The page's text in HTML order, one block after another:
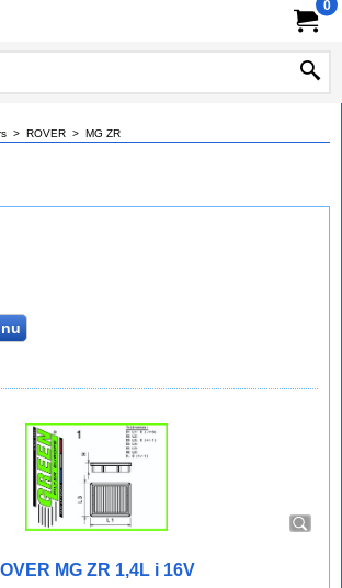
0
> ROVER > MG ZR
MG ZR 1,4L i 16V